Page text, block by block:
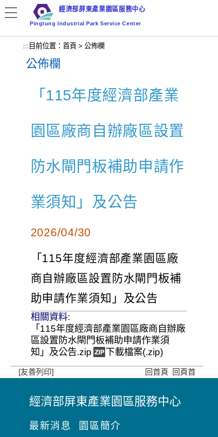
要
容
經濟部屏東產業園區服務中心
Pingtung Industrial Park Service Center
::: 目前位置： 首頁 > 公佈欄
公佈欄
「115年度經濟部產業
園區廠商自辦廠區設置
防水閘門板補助申請作
業須知」及公告
2026/04/30
「115年度經濟部產業園區廠
商自辦廠區設置防水閘門板補
助申請作業須知」及公告
相關資料:
「115年度經濟部產業園區廠商自辦廠
區設置防水閘門板補助申請作業須
知」及公告.zip
下載檔案(.zip)
[友善列印] 回首頁 回頁首
:
:
經濟部屏東產業園區服務中心
最新消息 園區簡介